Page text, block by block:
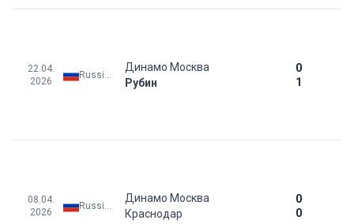
22.04.
2026
Динамо Москва
0
1
Рубин
08.04.
2026
Динамо Москва
0
0
Краснодар